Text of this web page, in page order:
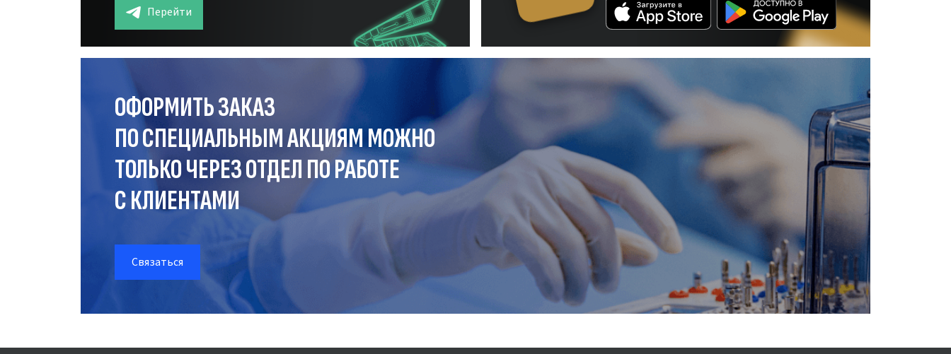
Перейти
ОФОРМИТЬ ЗАКАЗ
ПО СПЕЦИАЛЬНЫМ АКЦИЯМ МОЖНО
ТОЛЬКО ЧЕРЕЗ ОТДЕЛПО РАБОТЕ
С КЛИЕНТАМИ
Связаться